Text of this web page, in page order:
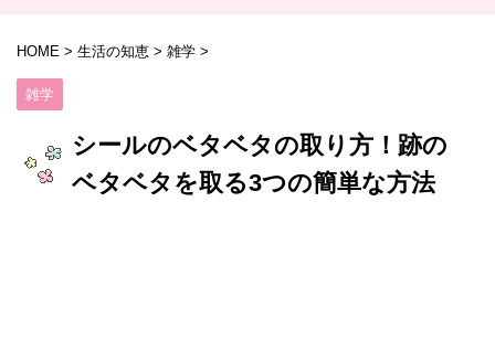
HOME > 生活の知恵 > 雑学 >
雑学
シールのベタベタの取り方！跡の
ベタベタを取る3つの簡単な方法